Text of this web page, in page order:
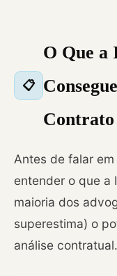
📋
O Que a
Contrato
Antes de falar
entender o que
maioria dos
superestima) o
análise contratual.